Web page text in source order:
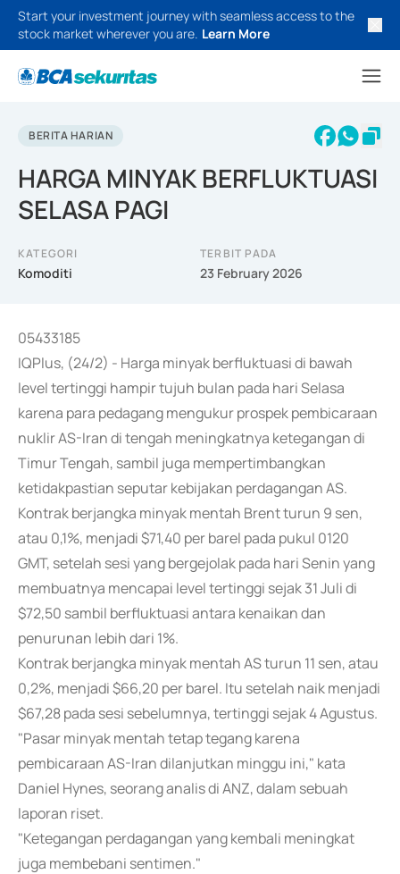
Start your investment journey with seamless access to the
stock market wherever you are. Learn More
BERITA HARIAN
HARGA MINYAK BERFLUKTUASI
SELASA PAGI
KATEGORI
Komoditi
TERBIT PADA
23 February 2026
05433185
IQPlus, (24/2) - Harga minyak berfluktuasi di bawah
level tertinggi hampir tujuh bulan pada hari Selasa
karena para pedagang mengukur prospek pembicaraan
nuklir AS-Iran di tengah meningkatnya ketegangan di
Timur Tengah, sambil juga mempertimbangkan
ketidakpastian seputar kebijakan perdagangan AS.
Kontrak berjangka minyak mentah Brent turun 9 sen,
atau 0,1%, menjadi $71,40 per barel pada pukul 0120
GMT, setelah sesi yang bergejolak pada hari Senin yang
membuatnya mencapai level tertinggi sejak 31 Juli di
$72,50 sambil berfluktuasi antara kenaikan dan
penurunan lebih dari 1%.
Kontrak berjangka minyak mentah AS turun 11 sen, atau
0,2%, menjadi $66,20 per barel. Itu setelah naik menjadi
$67,28 pada sesi sebelumnya, tertinggi sejak 4 Agustus.
"Pasar minyak mentah tetap tegang karena
pembicaraan AS-Iran dilanjutkan minggu ini," kata
Daniel Hynes, seorang analis di ANZ, dalam sebuah
laporan riset.
"Ketegangan perdagangan yang kembali meningkat
juga membebani sentimen."